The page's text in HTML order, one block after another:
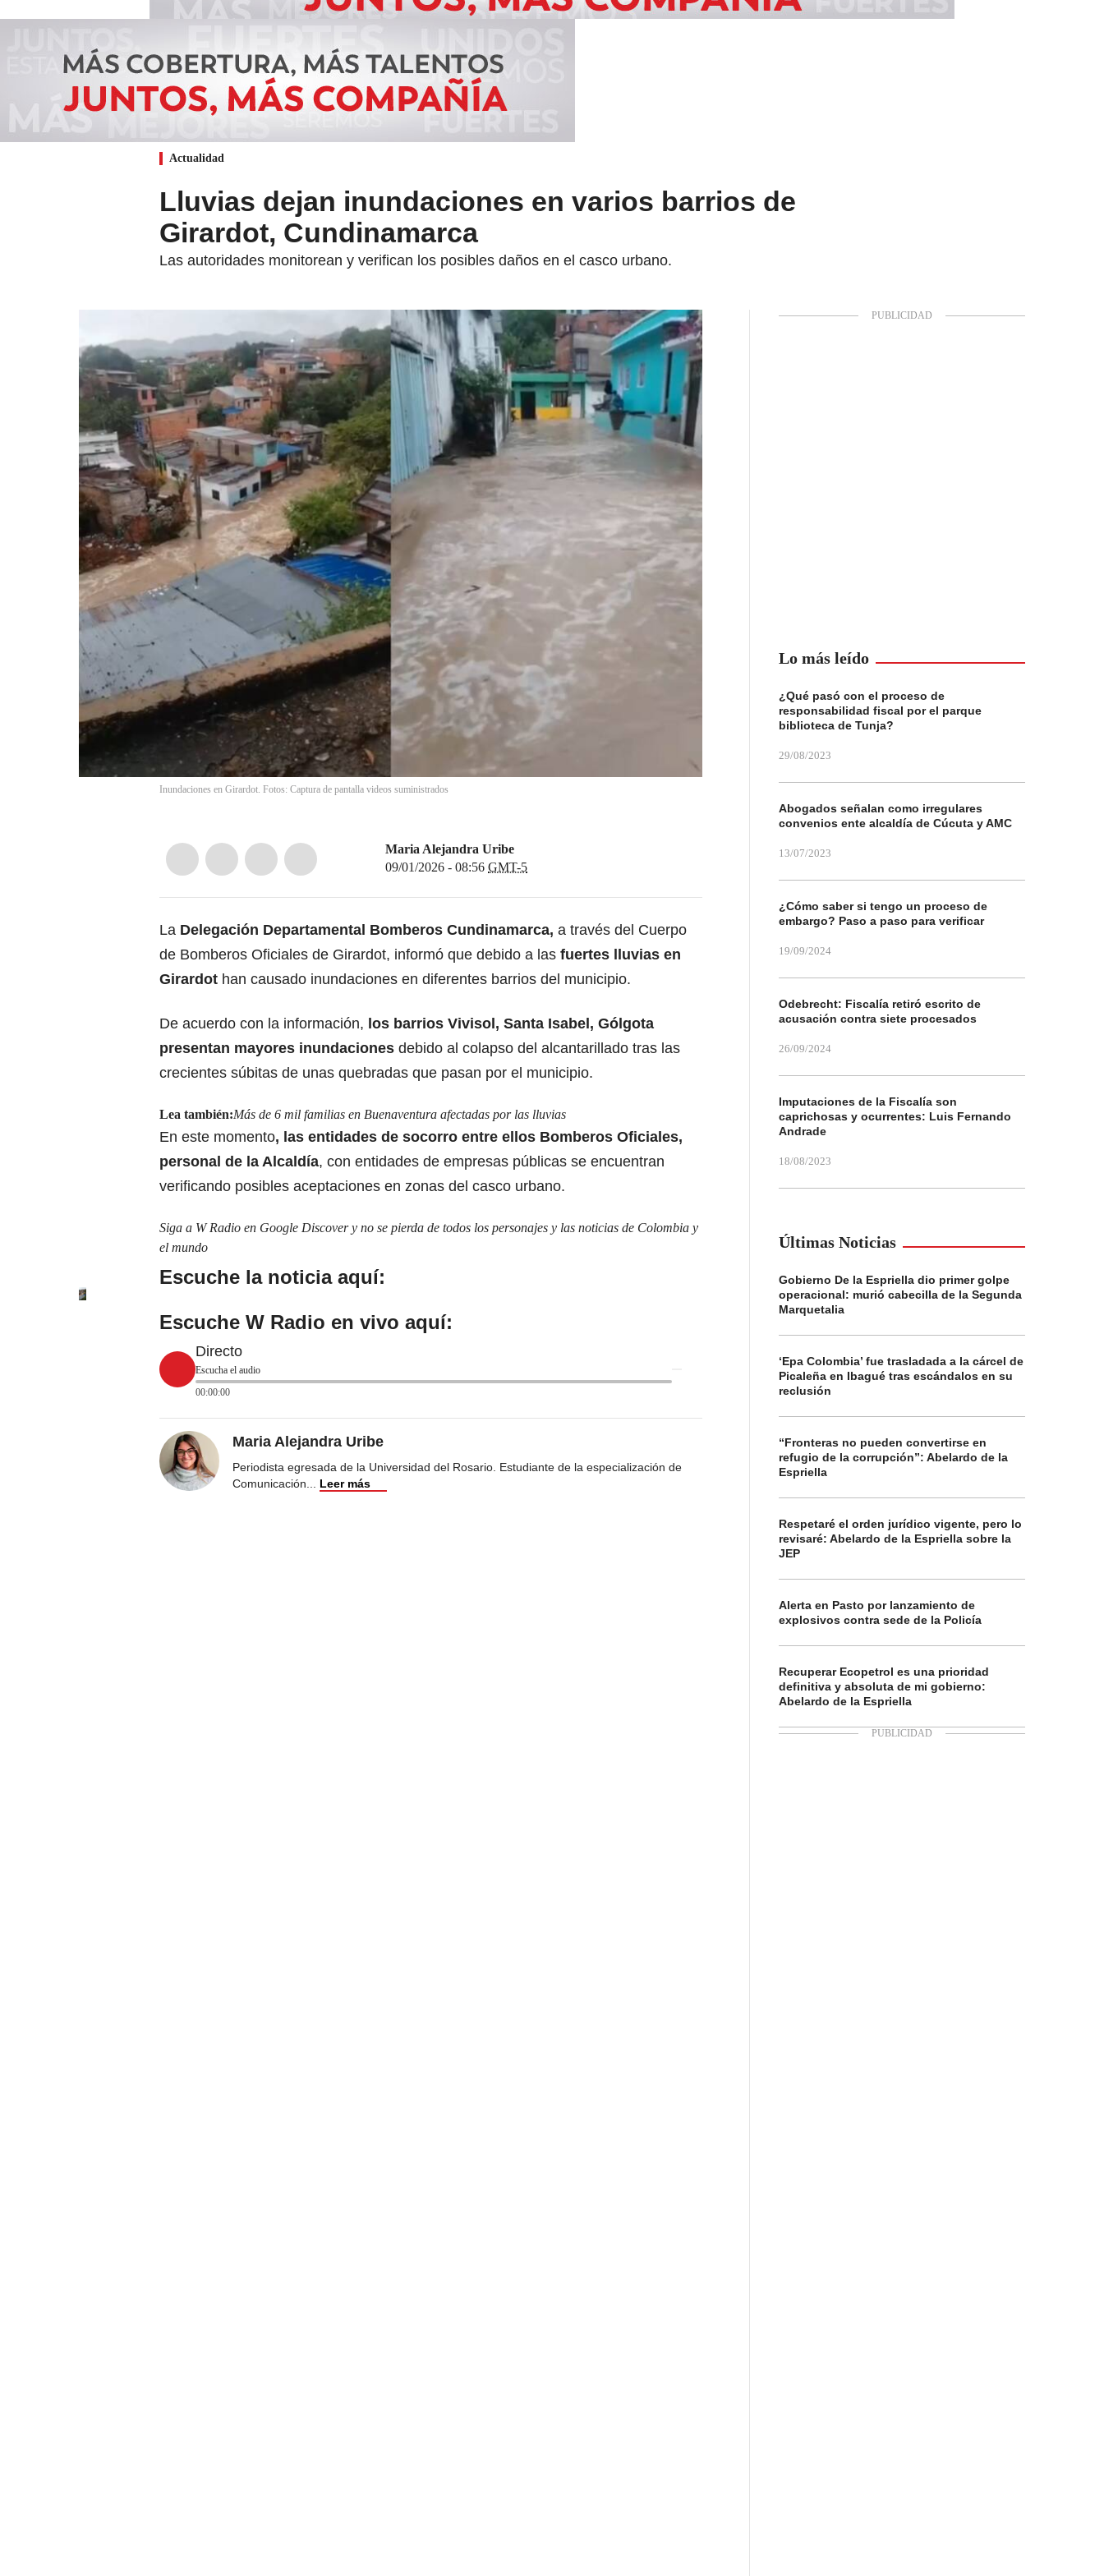
Actualidad
Lluvias dejan inundaciones en varios barrios de
Girardot, Cundinamarca
Las autoridades monitorean y verifican los posibles daños en el casco urbano.
Inundaciones en Girardot. Fotos: Captura de pantalla videos suministrados
Maria Alejandra Uribe
09/01/2026 - 08:56 GMT-5
La Delegación Departamental Bomberos Cundinamarca, a través del Cuerpo
de Bomberos Oficiales de Girardot, informó que debido a las fuertes lluvias en
Girardot han causado inundaciones en diferentes barrios del municipio.
De acuerdo con la información, los barrios Vivisol, Santa Isabel, Gólgota
presentan mayores inundaciones debido al colapso del alcantarillado tras las
crecientes súbitas de unas quebradas que pasan por el municipio.
Lea también:Más de 6 mil familias en Buenaventura afectadas por las lluvias
En este momento, las entidades de socorro entre ellos Bomberos Oficiales,
personal de la Alcaldía, con entidades de empresas públicas se encuentran
verificando posibles aceptaciones en zonas del casco urbano.
Siga a W Radio en Google Discover y no se pierda de todos los personajes y las noticias de Colombia y
el mundo
Escuche la noticia aquí:
Escuche W Radio en vivo aquí:
Directo
Escucha el audio
00:00:00
Maria Alejandra Uribe
Periodista egresada de la Universidad del Rosario. Estudiante de la especialización de
Comunicación... Leer más
Lo más leído
¿Qué pasó con el proceso de
responsabilidad fiscal por el parque
biblioteca de Tunja?
29/08/2023
Abogados señalan como irregulares
convenios ente alcaldía de Cúcuta y AMC
13/07/2023
¿Cómo saber si tengo un proceso de
embargo? Paso a paso para verificar
19/09/2024
Odebrecht: Fiscalía retiró escrito de
acusación contra siete procesados
26/09/2024
Imputaciones de la Fiscalía son
caprichosas y ocurrentes: Luis Fernando
Andrade
18/08/2023
Últimas Noticias
Gobierno De la Espriella dio primer golpe
operacional: murió cabecilla de la Segunda
Marquetalia
‘Epa Colombia’ fue trasladada a la cárcel de
Picaleña en Ibagué tras escándalos en su
reclusión
“Fronteras no pueden convertirse en
refugio de la corrupción”: Abelardo de la
Espriella
Respetaré el orden jurídico vigente, pero lo
revisaré: Abelardo de la Espriella sobre la
JEP
Alerta en Pasto por lanzamiento de
explosivos contra sede de la Policía
Recuperar Ecopetrol es una prioridad
definitiva y absoluta de mi gobierno:
Abelardo de la Espriella